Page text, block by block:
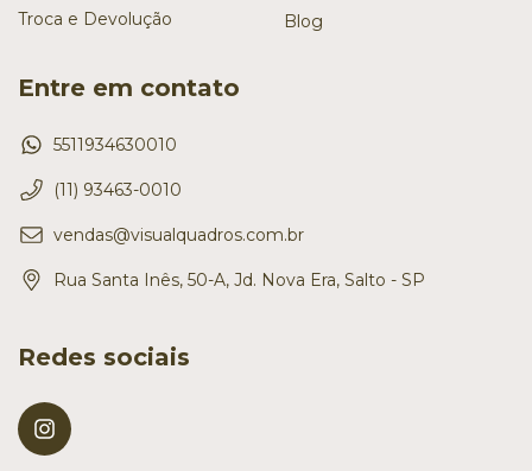
Troca e Devolução Blog
Entre em contato
5511934630010
(11) 93463-0010
vendas@visualquadros.com.br
Rua Santa Inês, 50-A, Jd. Nova Era, Salto - SP
Redes sociais